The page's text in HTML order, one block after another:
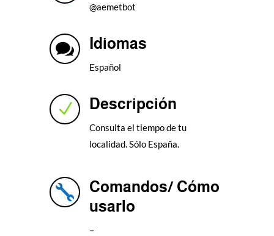
@aemetbot
 Idiomas
Español
N Descripción
Consulta el tiempo de tu
localidad. Sólo España.

Comandos/ Cómo
usarlo
–